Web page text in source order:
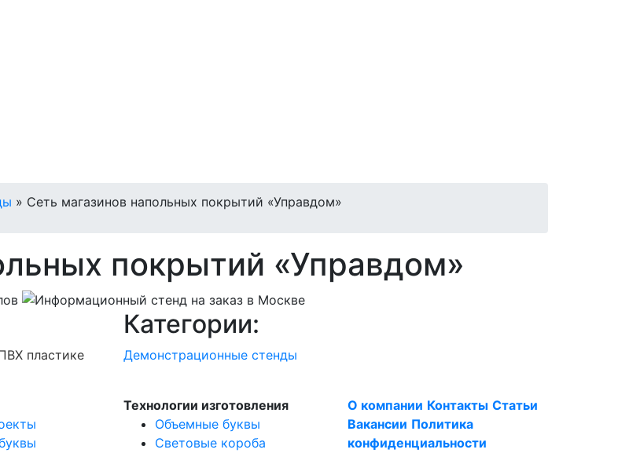
» Сеть магазинов напольных покрытий «Управдом»
покрытий «Управдом»
пластике
Категории:
Демонстрационные стенды
Технологии изготовления
Объемные буквы
Световые короба
О компании Контакты Статьи
Вакансии Политика
конфиденциальности